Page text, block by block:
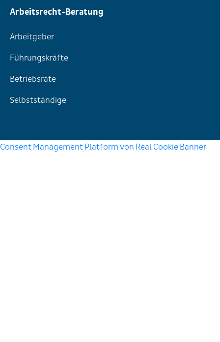
Arbeitsrecht-Beratung
Arbeitgeber
Führungskräfte
Betriebsräte
Selbstständige
Consent Management Platform von Real Cookie Banner